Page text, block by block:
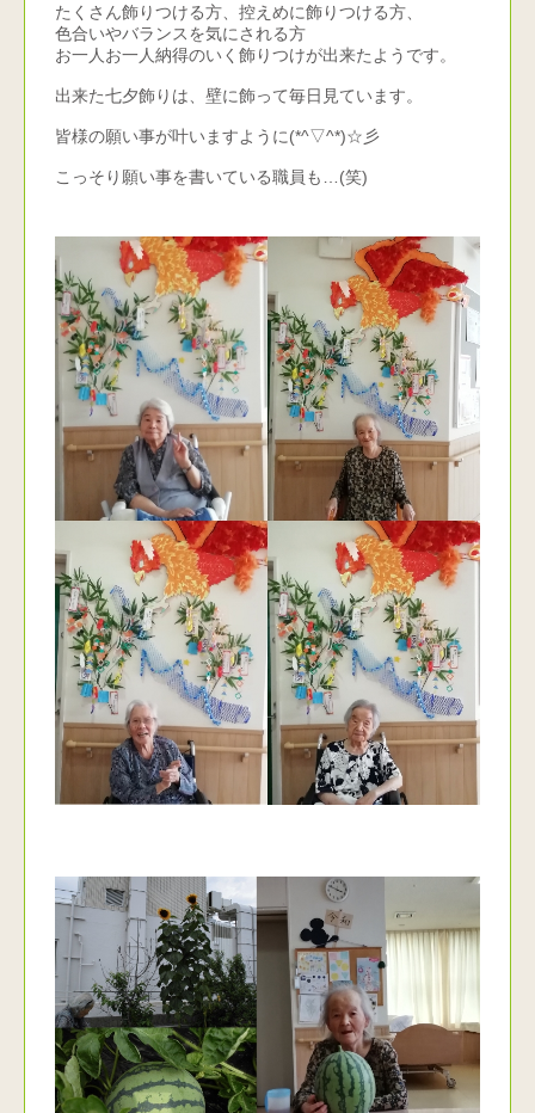
たくさん飾りつける方、控えめに飾りつける方、
色合いやバランスを気にされる方
お一人お一人納得のいく飾りつけが出来たようです。
出来た七夕飾りは、壁に飾って毎日見ています。
皆様の願い事が叶いますように(*^▽^*)☆彡
こっそり願い事を書いている職員も…(笑)